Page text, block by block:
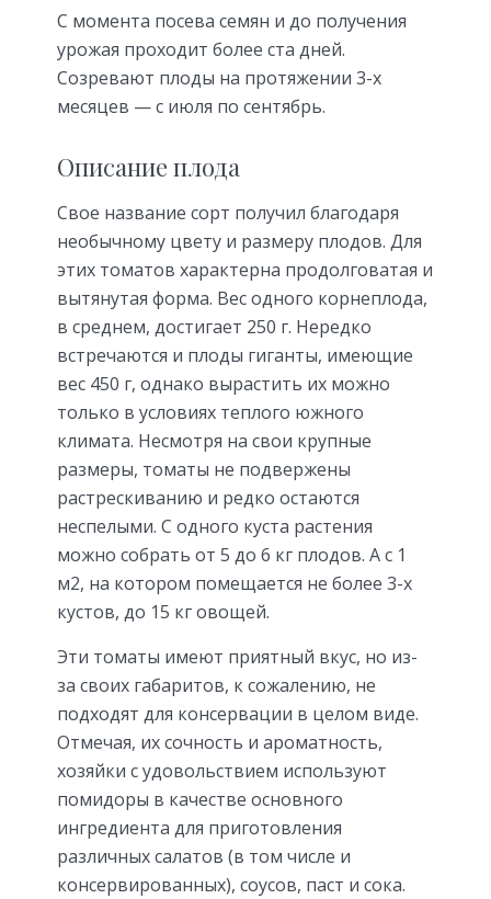
С момента посева семян и до получения
урожая проходит более ста дней.
Созревают плоды на протяжении 3-х
месяцев — с июля по сентябрь.
Описание плода
Свое название сорт получил благодаря
необычному цвету и размеру плодов. Для
этих томатов характерна продолговатая и
вытянутая форма. Вес одного корнеплода,
в среднем, достигает 250 г. Нередко
встречаются и плоды гиганты, имеющие
вес 450 г, однако вырастить их можно
только в условиях теплого южного
климата. Несмотря на свои крупные
размеры, томаты не подвержены
растрескиванию и редко остаются
неспелыми. С одного куста растения
можно собрать от 5 до 6 кг плодов. А с 1
м2, на котором помещается не более 3-х
кустов, до 15 кг овощей.
Эти томаты имеют приятный вкус, но из-
за своих габаритов, к сожалению, не
подходят для консервации в целом виде.
Отмечая, их сочность и ароматность,
хозяйки с удовольствием используют
помидоры в качестве основного
ингредиента для приготовления
различных салатов (в том числе и
консервированных), соусов, паст и сока.